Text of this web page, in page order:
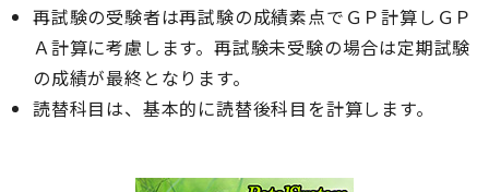
再試験の受験者は再試験の成績素点でＧＰ計算しＧＰ
Ａ計算に考慮します。再試験未受験の場合は定期試験
の成績が最終となります。
読替科目は、基本的に読替後科目を計算します。